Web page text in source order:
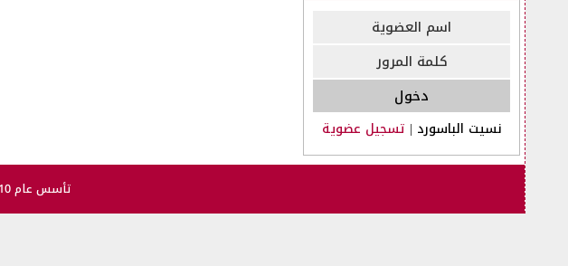
نسيت الباسورد | تسجيل عضوية
تأسس عام 2010 . الحقوق محفوظة © 2026